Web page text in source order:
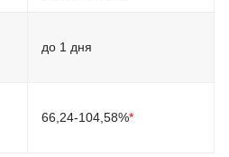
до 1 дня
66,24-104,58%*